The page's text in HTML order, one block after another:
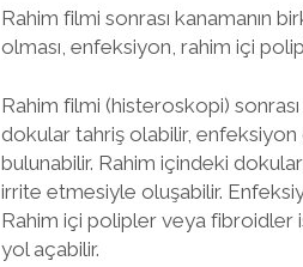
Rahim filmi sonrası kanamanın
olması, enfeksiyon, rahim içi
Rahim filmi (histeroskopi)
dokular tahriş olabilir,
bulunabilir. Rahim içindeki
irrite etmesiyle oluşabilir.
Rahim içi polipler veya fibroidler
yol açabilir.